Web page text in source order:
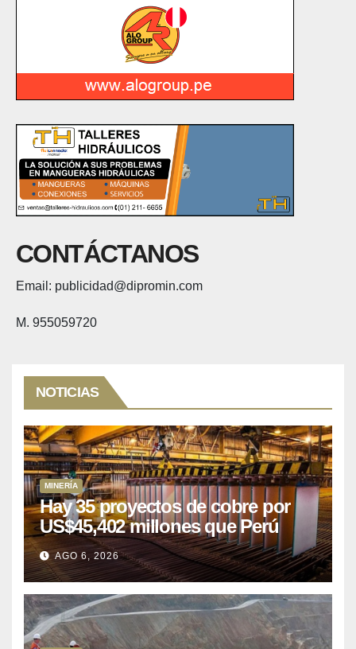
CONTÁCTANOS
Email: publicidad@dipromin.com
M. 955059720
NOTICIAS
MINERÍA
Hay 35 proyectos de cobre por
US$45,402 millones que Perú
puede aprovechar
AGO 6, 2026